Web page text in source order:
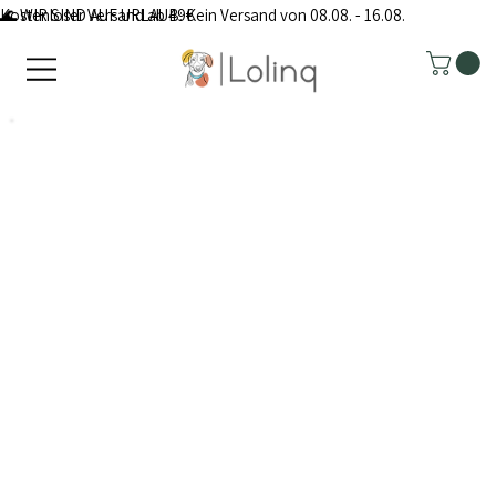
Kostenloser Versand ab 49€
🌊 WIR SIND AUF URLAUB: Kein Versand von 08.08. - 16.08.